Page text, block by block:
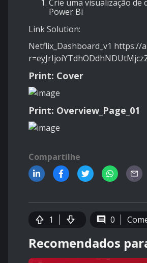
Crie uma visualização de
Power Bi
Link Solution:
Netflix_Dashboard_v1 https://
Print: Cover
Print: Overview_Page_01
Compartilhe
1 0
Recomendados